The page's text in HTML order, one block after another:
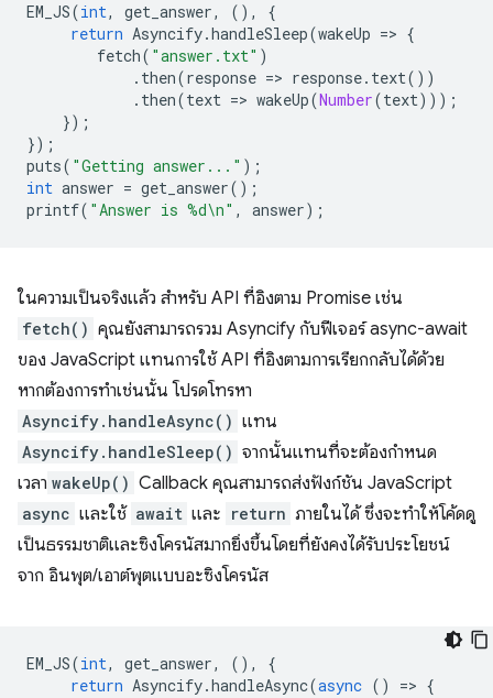
EM_JS(int, get_answer, (),
{
return Asyncify.handleSleep(wakeUp => {
fetch( "answer.txt" )
. then(response => response. text())
. then(text => wakeUp(Number(text)));
});
});
puts( "Getting answer..." );
int answer = get_answer();
printf( "Answer is %d\n" , answer);
ในความเป็นจริงแล้ว สำหรับ API ที่อิงตาม Promise เช่น
fetch() คุณยังสามารถรวม Asyncify กับฟีเจอร์ async-await
ของ JavaScript แทนการใช้ API ที่อิงตามการเรียกกลับได้ด้วย
หากต้องการทำเช่นนั้น โปรดโทรหา
Asyncify.handleAsync() แทน
Asyncify.handleSleep() จากนั้นแทนที่จะต้องกำหนด
เวลา wakeUp() Callback คุณสามารถส่งฟังก์ชัน JavaScript
async และใช้ await และ return ภายในได้ ซึ่งจะทำให้โค้ดดู
เป็นธรรมชาติและซิงโครนัสมากยิ่งขึ้นโดยที่ยังคงได้รับประโยชน์
จาก อินพุต/เอาต์พุตแบบอะซิงโครนัส
EM_JS(int, get_answer, (),
{
return Asyncify.handleAsync(async () => {